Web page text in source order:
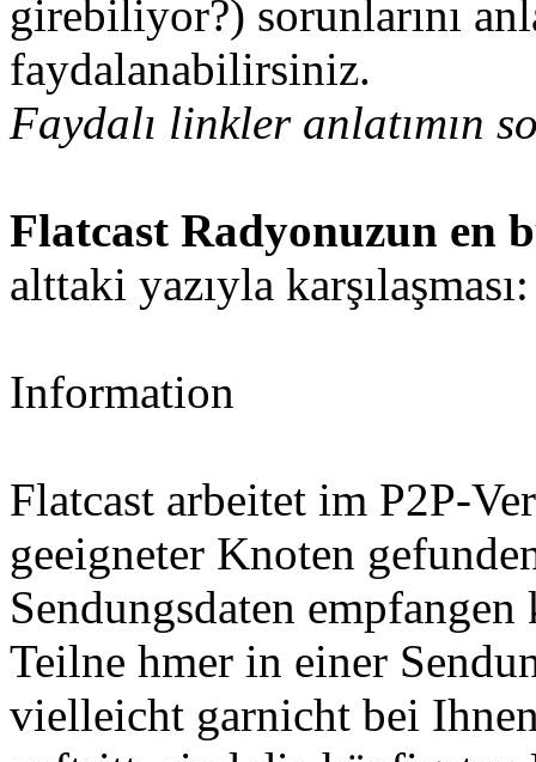
girebiliyor?) sorunlarını
faydalanabilirsiniz.
Faydalı linkler anlatımın
Flatcast Radyonuzun en
alttaki yazıyla karşılaşması:
Information
Flatcast arbeitet im P2P-
geeigneter Knoten
Sendungsdaten
Teilne hmer in einer
vielleicht garnicht bei